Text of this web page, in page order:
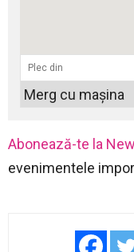
Abonează-te la
evenimentele